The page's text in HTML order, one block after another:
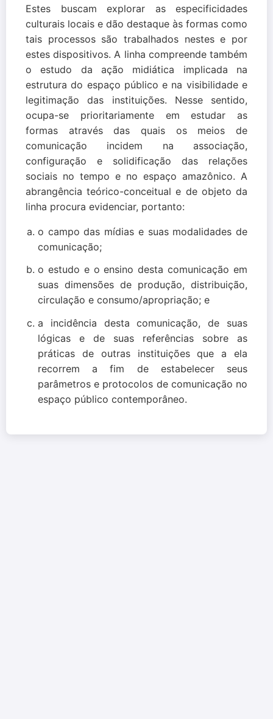
Estes buscam explorar as especificidades
culturais locais e dão destaque às formas como
tais processos são trabalhados nestes e por
estes dispositivos. A linha compreende também
o estudo da ação midiática implicada na
estrutura do espaço público e na visibilidade e
legitimação das instituições. Nesse sentido,
ocupa-se prioritariamente em estudar as
formas através das quais os meios de
comunicação incidem na associação,
configuração e solidificação das relações
sociais no tempo e no espaço amazônico. A
abrangência teórico-conceitual e de objeto da
linha procura evidenciar, portanto:
o campo das mídias e suas modalidades de
comunicação;
o estudo e o ensino desta comunicação em
suas dimensões de produção, distribuição,
circulação e consumo/apropriação; e
a incidência desta comunicação, de suas
lógicas e de suas referências sobre as
práticas de outras instituições que a ela
recorrem a fim de estabelecer seus
parâmetros e protocolos de comunicação no
espaço público contemporâneo.